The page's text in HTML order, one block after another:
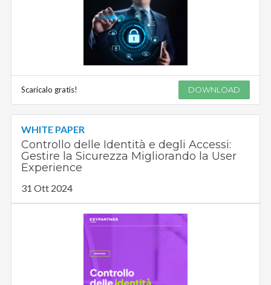
Scaricalo gratis! DOWNLOAD
WHITE PAPER
Controllo delle Identità e degli Accessi:
Gestire la Sicurezza Migliorando la User
Experience
31 Ott 2024